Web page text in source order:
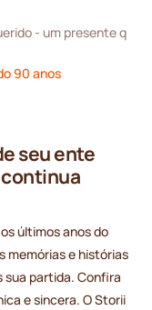
- um presente q
90 anos
seu ente
últimos anos do
memórias e histórias
sua partida. Confira
e sincera. O Storii